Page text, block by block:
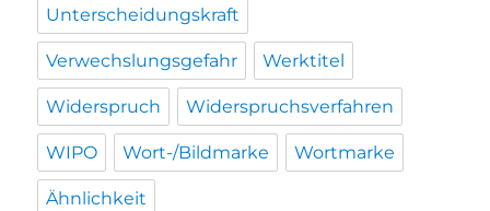
Unterscheidungskraft
Verwechslungsgefahr Werktitel
Widerspruch Widerspruchsverfahren
WIPO Wort-/Bildmarke Wortmarke
Ähnlichkeit